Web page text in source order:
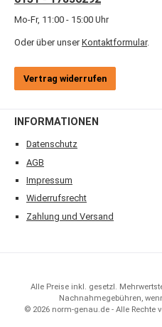
Mo-Fr, 11:00 - 15:00 Uhr
Oder über unser Kontaktformular.
Vertrag widerrufen
INFORMATIONEN
Datenschutz
AGB
Impressum
Widerrufsrecht
Zahlung und Versand
Alle Preise inkl. gesetzl.
Nachnahmegebühren,
© 2026 norm-genau.de - Alle Rechte